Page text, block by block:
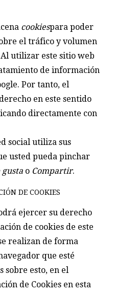
cookiespara poder
el tráfico y volumen
utilizar este sitio web
de información
Por tanto, el
en este sentido
directamente con
social utiliza sus
usted pueda pinchar
gusta o Compartir.
DE COOKIES
ejercer su derecho
de cookies de este
realizan de forma
que esté
sobre esto, en el
de Cookies en esta